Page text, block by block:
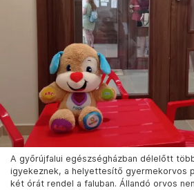
A győrújfalui egészségházban délelőtt
igyekeznek, a helyettesítő gyermekorvos
két órát rendel a faluban. Állandó orvos